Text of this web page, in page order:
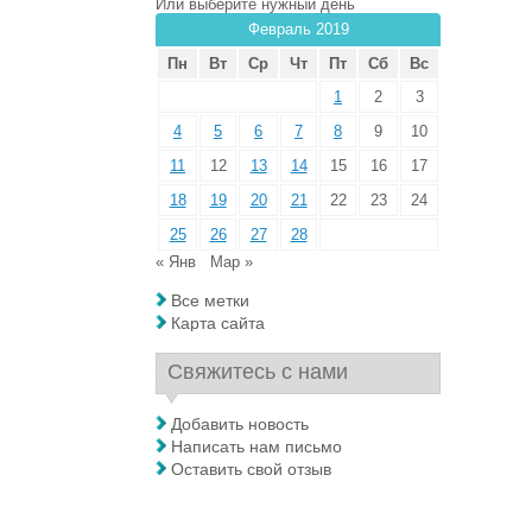
Или выберите нужный день
Февраль 2019
Пн
Вт Ср Чт Пт Сб
Вс
1
2
3
4
5 6 7 8 9
10
11
12 13 14 15 16
17
18
19 20 21 22 23
24
25
26 27
28
« Янв
Мар »
Все метки
Карта сайта
Свяжитесь с нами
Добавить новость
Написать нам письмо
Оставить свой отзыв